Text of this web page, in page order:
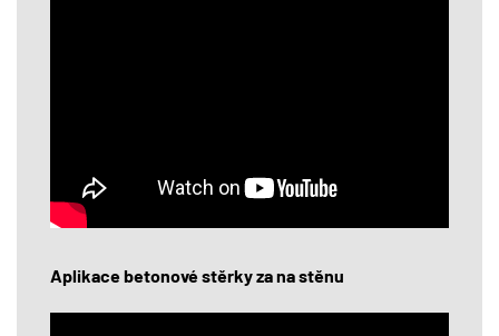
Aplikace betonové stěrky za na stěnu